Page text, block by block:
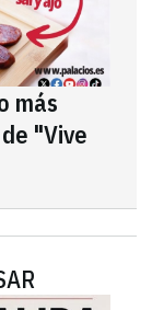
más
"Vive